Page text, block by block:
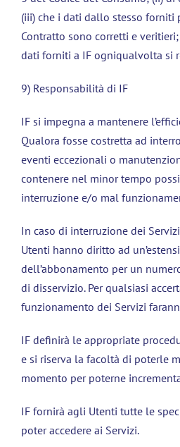
(iii) che i dati dallo stesso forniti
Contratto sono corretti e
dati forniti a IF ogniqualvolta si
9) Responsabilità di IF
IF si impegna a mantenere
Qualora fosse costretta ad
eventi eccezionali o
contenere nel minor tempo
interruzione e/o mal
In caso di interruzione dei
Utenti hanno diritto ad
dell’abbonamento per un
di disservizio. Per qualsiasi
funzionamento dei Servizi
IF definirà le appropriate
e si riserva la facoltà di poterle
momento per poterne
IF fornirà agli Utenti tutte le
poter accedere ai Servizi.